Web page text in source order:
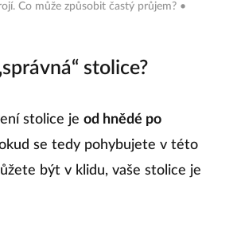
Co může způsobit častý průjem? •
stolice?
stolice je od hnědé po
se tedy pohybujete v této
být v klidu, vaše stolice je